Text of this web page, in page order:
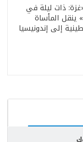
ذات ليلة في
ينقل المأساة
إلى إندونيسيا